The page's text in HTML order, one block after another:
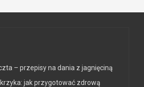
– przepisy na dania z jagnięciną
jak przygotować zdrową